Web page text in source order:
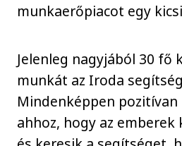
munkaerőpiacot egy
Jelenleg nagyjából 30 fő
munkát az Iroda
Mindenképpen pozitívan
ahhoz, hogy az emberek